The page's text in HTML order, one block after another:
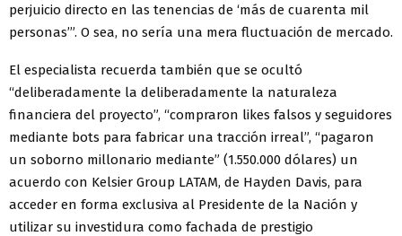
perjuicio directo en las tenencias de ‘más de cuarenta mil
personas’”. O sea, no sería una mera fluctuación de mercado.
El especialista recuerda también que se ocultó
“deliberadamente la deliberadamente la naturaleza
financiera del proyecto”, “compraron likes falsos y seguidores
mediante bots para fabricar una tracción irreal”, “pagaron
un soborno millonario mediante” (1.550.000 dólares) un
acuerdo con Kelsier Group LATAM, de Hayden Davis, para
acceder en forma exclusiva al Presidente de la Nación y
utilizar su investidura como fachada de prestigio